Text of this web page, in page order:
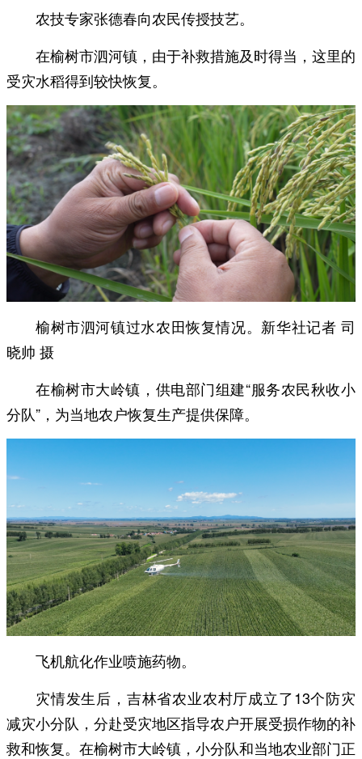
农技专家张德春向农民传授技艺。
在榆树市泗河镇，由于补救措施及时得当，这里的
受灾水稻得到较快恢复。
榆树市泗河镇过水农田恢复情况。新华社记者 司
晓帅 摄
在榆树市大岭镇，供电部门组建“服务农民秋收小
分队”，为当地农户恢复生产提供保障。
飞机航化作业喷施药物。
灾情发生后，吉林省农业农村厅成立了13个防灾
减灾小分队，分赴受灾地区指导农户开展受损作物的补
救和恢复。在榆树市大岭镇，小分队和当地农业部门正